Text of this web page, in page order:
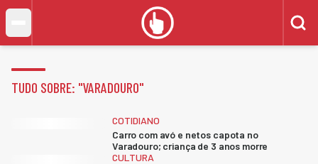
TUDO SOBRE: "VARADOURO"
COTIDIANO
Carro com avó e netos capota no
Varadouro; criança de 3 anos morre
CULTURA